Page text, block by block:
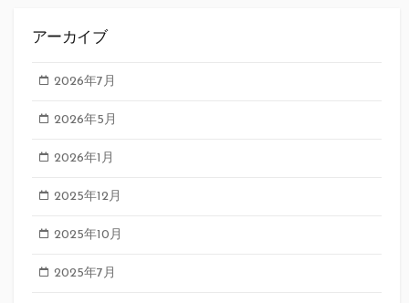
アーカイブ
2026年7月
2026年5月
2026年1月
2025年12月
2025年10月
2025年7月